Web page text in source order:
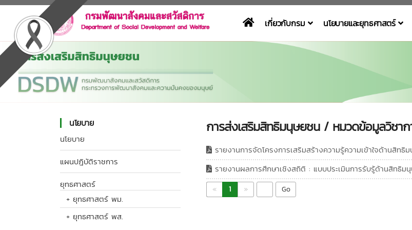
เกี่ยวกับกรม นโยบายและยุทธศาสตร์
นโยบาย
นโยบาย
แผนปฎิบัติราชการ
ยุทธศาสตร์
+ ยุทธศาสตร์ พม.
+ ยุทธศาสตร์ พส.
การส่งเสริมสิทธิมนุษยชน / หมวดข้อมูลวิชาก
รายงานการจัดโครงการเสริมสร้างความรู้ความเข้าใจด้านสิ
รายงานผลการศึกษาเชิงสถิติ : แบบประเมินการรับรู้ด้านสิท
« 1 »